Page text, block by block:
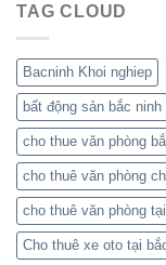
TAG CLOUD
Bacninh Khoi nghiep
bất động sản bắc ninh
cho thue văn phòng
cho thuê văn phòng
cho thuê văn phòng
Cho thuê xe oto tại